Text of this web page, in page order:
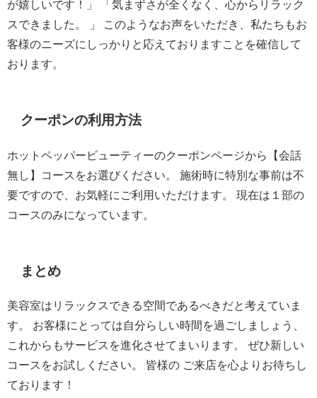
が嬉しいです！」
「気まずさが全くなく、心からリラック
スできました。 」
このようなお声をいただき、私たちもお
客様のニーズにしっかりと応えておりますことを確信して
おります。
クーポンの利用方法
ホットペッパービューティーのクーポンページから【会話
無し】コースをお選びください。
施術時に特別な事前は不
要ですので、お気軽にご利用いただけます。
現在は１部の
コースのみになっています。
まとめ
美容室はリラックスできる空間であるべきだと考えていま
す。
お客様にとっては自分らしい時間を過ごしましょう、
これからもサービスを進化させてまいります。
ぜひ新しい
コースをお試しください。 皆様の ご来店を心よりお待ちし
ております！